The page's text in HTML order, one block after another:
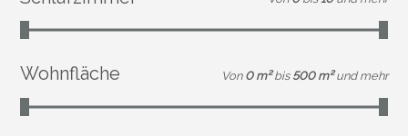
Wohnfläche Von 0 m² bis 500 m² und mehr